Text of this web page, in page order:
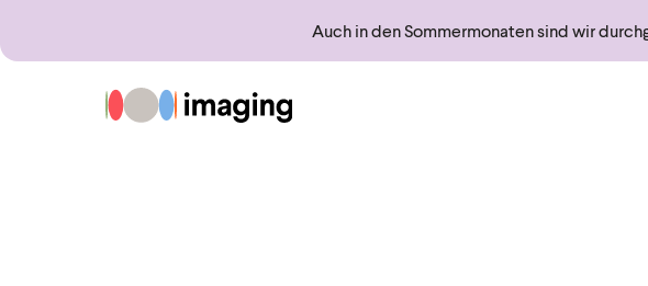
Auch in den Sommermonaten sind wir
Sprungmarken
Zur Startseite